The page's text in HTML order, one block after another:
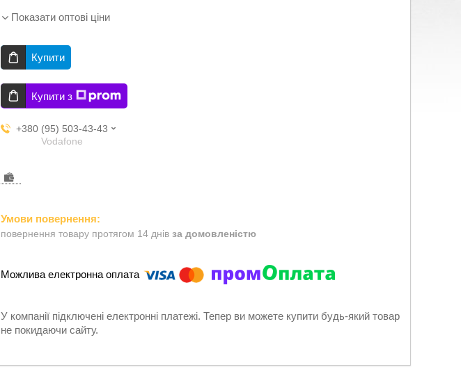
Показати оптові ціни
Купити
Купити з
+380 (95) 503-43-43
Vodafone
повернення товару протягом 14 днів за домовленістю
У компанії підключені електронні платежі. Тепер ви можете купити будь-який товар
не покидаючи сайту.